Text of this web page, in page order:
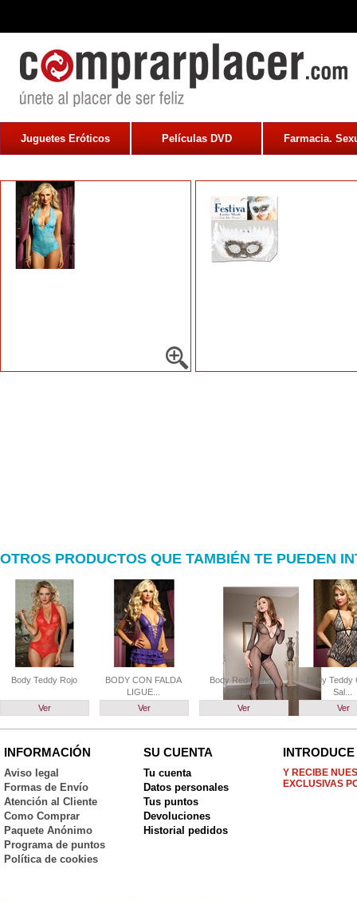
Juguetes Eróticos Películas DVD Farmacia.
OTROS PRODUCTOS QUE TAMBIÉN TE PUEDEN
Body Teddy Rojo
Ver
BODY CON FALDA
LIGUE...
Ver
Body Red Manga
Larga...
Ver
Body Teddy
Sal...
Ver
INFORMACIÓN
Aviso legal
Formas de Envío
Atención al Cliente
Como Comprar
Paquete Anónimo
Programa de puntos
Política de cookies
SU CUENTA
Tu cuenta
Datos personales
Tus puntos
Devoluciones
Historial pedidos
Y RECIBE
EXCLUSIVAS